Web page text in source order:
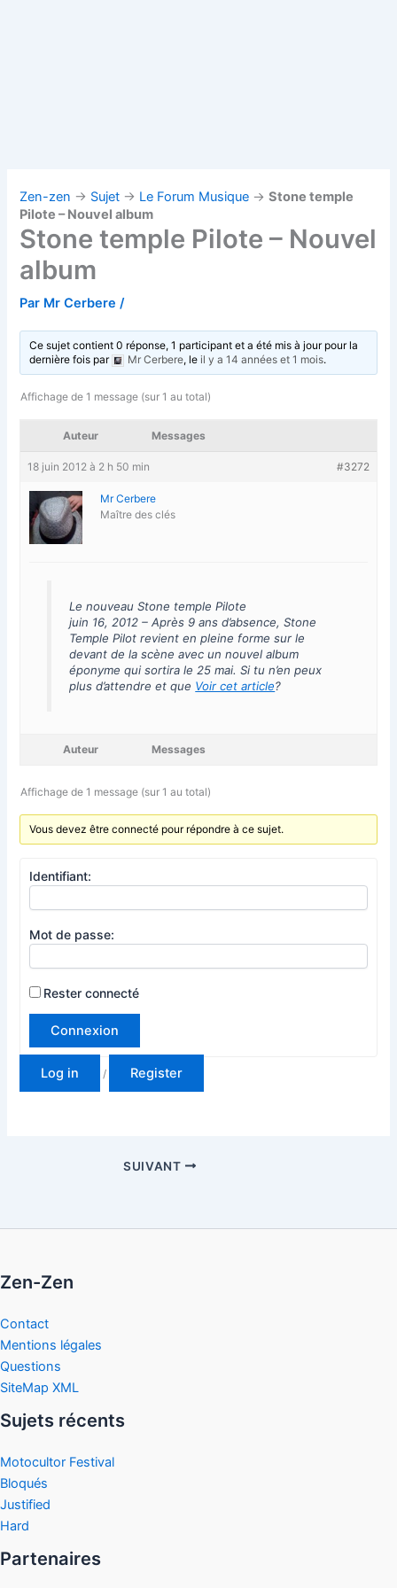
Zen-zen → Sujet → Le Forum Musique →Stone temple
Pilote – Nouvel album
Stone temple Pilote – Nouvel
album
Par Mr Cerbere/
Ce sujet contient 0 réponse, 1 participant et a été mis à jour pour la
dernière fois par
Mr Cerbere, le il y a 14 années et 1 mois.
Affichage de 1 message (sur 1 au total)
Auteur Messages
18 juin 2012 à 2 h 50 min #3272
Mr Cerbere
Maître des clés
Le nouveau Stone temple Pilote
juin 16, 2012 – Après 9 ans d’absence, Stone
Temple Pilot revient en pleine forme sur le
devant de la scène avec un nouvel album
éponyme qui sortira le 25 mai. Si tu n’en peux
plus d’attendre et que Voir cet article?
Auteur Messages
Affichage de 1 message (sur 1 au total)
Vous devez être connecté pour répondre à ce sujet.
Identifiant:
Mot de passe:
Rester connecté
Connexion
Log in / Register
SUIVANT
Zen-Zen
Contact
Mentions légales
Questions
SiteMap XML
Sujets récents
Motocultor Festival
Bloqués
Justified
Hard
Partenaires